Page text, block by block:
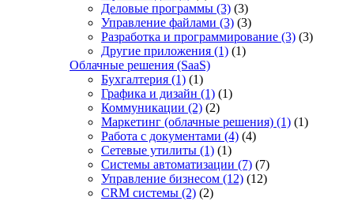
Деловые программы (3) (3)
Управление файлами (3) (3)
Разработка и программирование (3) (3)
Другие приложения (1) (1)
Облачные решения (SaaS)
Бухгалтерия (1) (1)
Графика и дизайн (1) (1)
Коммуникации (2) (2)
Маркетинг (облачные решения) (1) (1)
Работа с документами (4) (4)
Сетевые утилиты (1) (1)
Системы автоматизации (7) (7)
Управление бизнесом (12) (12)
CRM системы (2) (2)